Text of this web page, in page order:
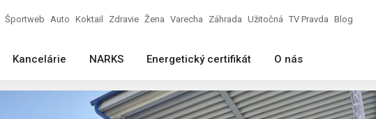
Športweb Auto Koktail Zdravie Žena Varecha Záhrada Užitočná TV Pravda Blog
Kancelárie NARKS Energetický certifikát O nás